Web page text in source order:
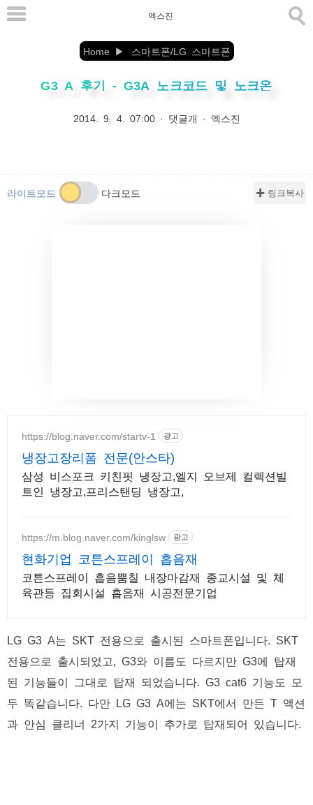
본
엑스진
Home 스마트폰/LG 스마트폰
G3 A 후기 - G3A 노크코드 및 노크온
2014. 9. 4. 07:00· 댓글개 · 엑스진
✚ 링크복사
https://blog.naver.com/startv-1 광고
냉장고장리폼 전문(안스타)
삼성 비스포크 키친핏 냉장고,엘지 오브제 컬렉션빌
트인 냉장고,프리스탠딩 냉장고,
https://m.blog.naver.com/kinglsw 광고
현화기업 코튼스프레이 흡음재
코튼스프레이 흡음뿜칠 내장마감재 종교시설 및 체
육관등 집회시설 흡음재 시공전문기업
LG G3 A는 SKT 전용으로 출시된 스마트폰입니다. SKT
전용으로 출시되었고, G3와 이름도 다르지만 G3에 탑재
된 기능들이 그대로 탑재 되었습니다. G3 cat6 기능도 모
두 똑같습니다. 다만 LG G3 A에는 SKT에서 만든 T 액션
과 안심 클리너 2가지 기능이 추가로 탑재되어 있습니다.